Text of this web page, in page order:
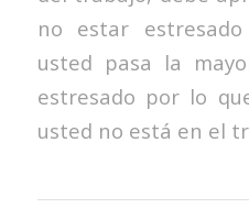
no estar
usted pasa la
estresado por lo
usted no está en el